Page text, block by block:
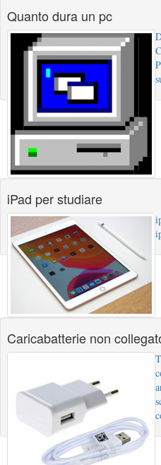
Quanto dura un pc
iPad per studiare
Caricabatterie non